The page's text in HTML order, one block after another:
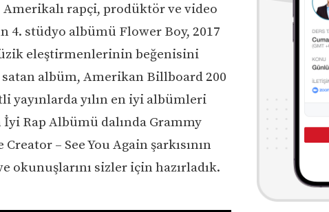
Amerikalı rapçi, prodüktör ve video
4. stüdyo albümü Flower Boy, 2017
eleştirmenlerinin beğenisini
satan albüm, Amerikan Billboard 200
yayınlarda yılın en iyi albümleri
Rap Albümü dalında Grammy
– See You Again şarkısının
sizler için hazırladık.